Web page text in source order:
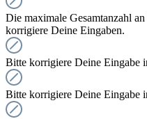
Die maximale Gesamtanzahl
korrigiere Deine Eingaben.
Bitte korrigiere Deine Eingabe
Bitte korrigiere Deine Eingabe